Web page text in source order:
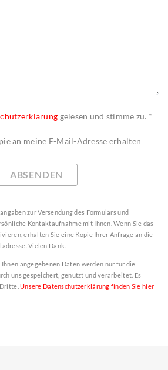
gelesen und stimme zu. *
an meine E-Mail-Adresse erhalten
ABSENDEN
zur Versendung des Formulars und
Kontaktaufnahme mit Ihnen. Wenn Sie das
erhalten Sie eine Kopie Ihrer Anfrage an die
Vielen Dank.
angegebenen Daten werden nur für die
uns gespeichert, genutzt und verarbeitet. Es
Unsere Datenschutzerklärung finden Sie hier